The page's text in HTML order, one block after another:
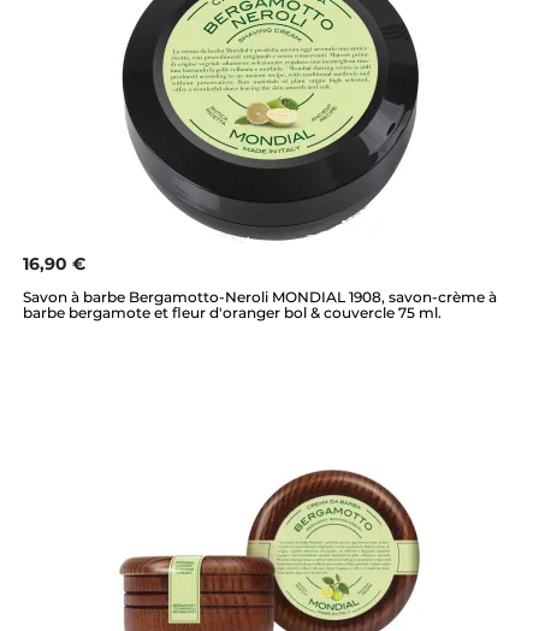
16,90 €
Savon à barbe Bergamotto-Neroli MONDIAL 1908, savon-crème à
barbe bergamote et fleur d'oranger bol & couvercle 75 ml.